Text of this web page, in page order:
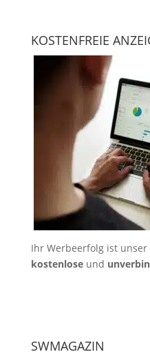
KOSTENFREIE
Ihr Werbeerfolg ist
kostenloseund
SWMAGAZIN